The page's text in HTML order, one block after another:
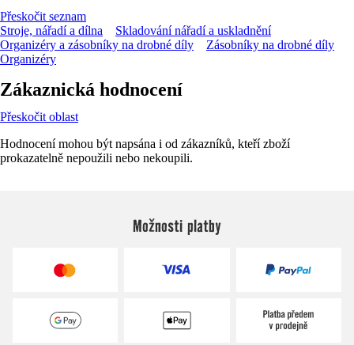
Přeskočit seznam
Stroje, nářadí a dílna
Skladování nářadí a uskladnění
Organizéry a zásobníky na drobné díly
Zásobníky na drobné díly
Organizéry
Zákaznická hodnocení
Přeskočit oblast
Hodnocení mohou být napsána i od zákazníků, kteří zboží
prokazatelně nepoužili nebo nekoupili.
Možnosti platby